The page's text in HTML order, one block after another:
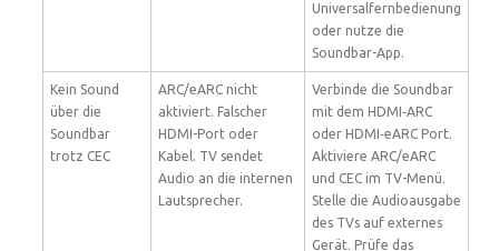
Universalfernbedienung
oder nutze die
Soundbar-App.
Kein Sound
über die
Soundbar
trotz CEC
ARC/eARC nicht
aktiviert. Falscher
HDMI-Port oder
Kabel. TV sendet
Audio an die internen
Lautsprecher.
Verbinde die Soundbar
mit dem HDMI‑ARC
oder HDMI‑eARC Port.
Aktiviere ARC/eARC
und CEC im TV-Menü.
Stelle die Audioausgabe
des TVs auf externes
Gerät. Prüfe das